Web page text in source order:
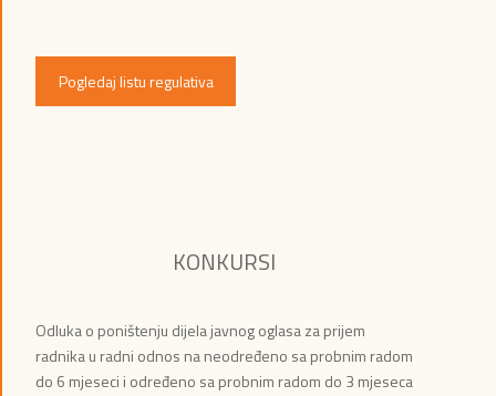
Pogledaj listu regulativa
KONKURSI
Odluka o poništenju dijela javnog oglasa za prijem
radnika u radni odnos na neodređeno sa probnim radom
do 6 mjeseci i određeno sa probnim radom do 3 mjeseca